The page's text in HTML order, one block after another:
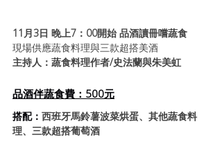
11月3日 晚上7：00開始 品酒讀冊嚐蔬食
現場供應蔬食料理與三款超搭美酒
主持人：蔬食料理作者/史法蘭與朱美虹
品酒伴蔬食費：500元
搭配： 西班牙馬鈴薯波菜烘蛋、其他蔬食料
理、三款超搭葡萄酒